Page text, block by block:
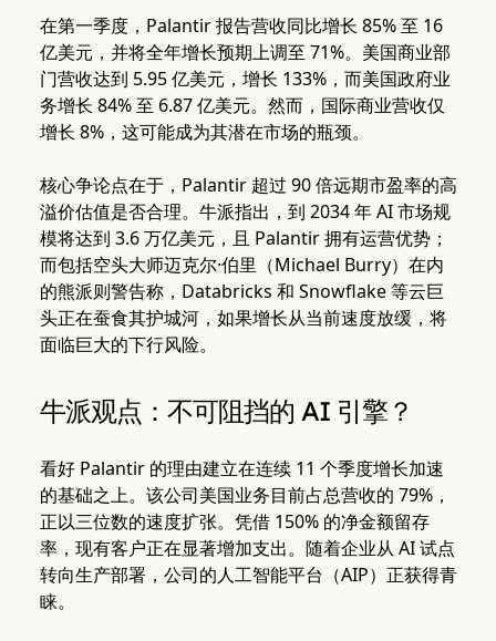
在第一季度，Palantir 报告营收同比增长 85% 至 16
亿美元，并将全年增长预期上调至 71%。美国商业部
门营收达到 5.95 亿美元，增长 133%，而美国政府业
务增长 84% 至 6.87 亿美元。然而，国际商业营收仅
增长 8%，这可能成为其潜在市场的瓶颈。
核心争论点在于，Palantir 超过 90 倍远期市盈率的高
溢价估值是否合理。牛派指出，到 2034 年 AI 市场规
模将达到 3.6 万亿美元，且 Palantir 拥有运营优势；
而包括空头大师迈克尔·伯里（Michael Burry）在内
的熊派则警告称，Databricks 和 Snowflake 等云巨
头正在蚕食其护城河，如果增长从当前速度放缓，将
面临巨大的下行风险。
牛派观点：不可阻挡的 AI 引擎？
看好 Palantir 的理由建立在连续 11 个季度增长加速
的基础之上。该公司美国业务目前占总营收的 79%，
正以三位数的速度扩张。凭借 150% 的净金额留存
率，现有客户正在显著增加支出。随着企业从 AI 试点
转向生产部署，公司的人工智能平台（AIP）正获得青
睐。